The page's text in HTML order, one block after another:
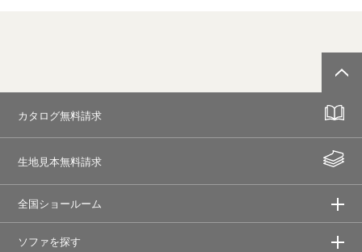
カタログ無料請求
生地見本無料請求
全国ショールーム
ソファを探す